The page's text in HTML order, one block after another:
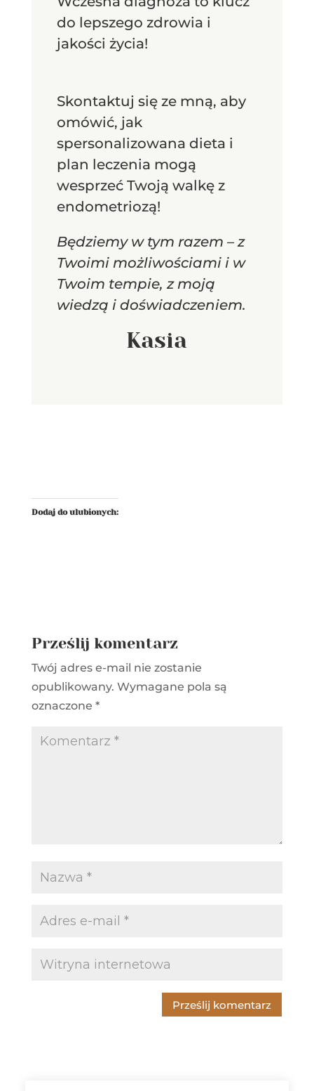
do lepszego zdrowia i
jakości życia!
Skontaktuj się ze mną, aby
omówić, jak
spersonalizowana dieta i
plan leczenia mogą
wesprzeć Twoją walkę z
endometriozą!
Będziemy w tym razem – z
Twoimi możliwościami i w
Twoim tempie, z moją
wiedzą i doświadczeniem.
Kasia
Dodaj do ulubionych:
Prześlij komentarz
Twój adres e-mail nie zostanie
opublikowany. Wymagane pola są
oznaczone *